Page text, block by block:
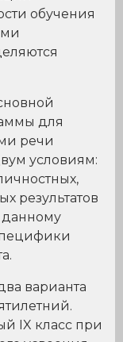
обучения
для
речи
условиям:
результатов
данному
варианта
IX класс при